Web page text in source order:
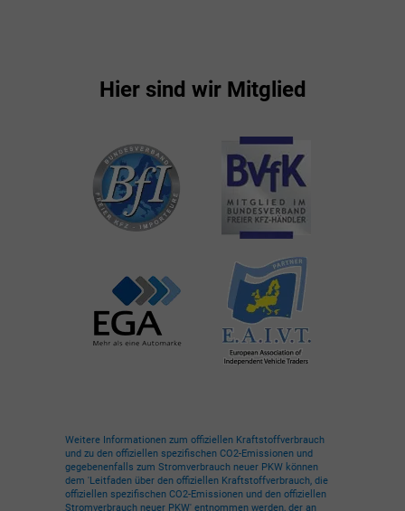
Hier sind wir Mitglied
Weitere Informationen zum offiziellen Kraftstoffverbrauch
und zu den offiziellen spezifischen CO2-Emissionen und
gegebenenfalls zum Stromverbrauch neuer PKW können
dem 'Leitfaden über den offiziellen Kraftstoffverbrauch, die
offiziellen spezifischen CO2-Emissionen und den offiziellen
Stromverbrauch neuer PKW' entnommen werden, der an